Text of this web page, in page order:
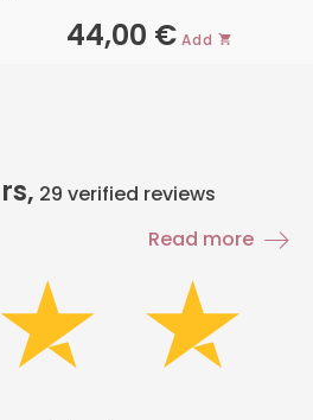
44,00 € Add
29 verified reviews
Read more